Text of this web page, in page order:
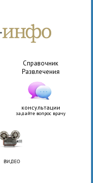
Справочник
Развлечения
консультации
задайте вопрос врачу
ВИДЕО